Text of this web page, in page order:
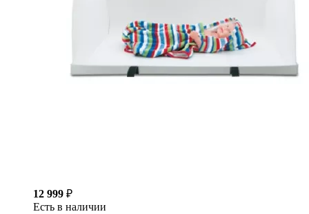
12 999 ₽
Есть в наличии